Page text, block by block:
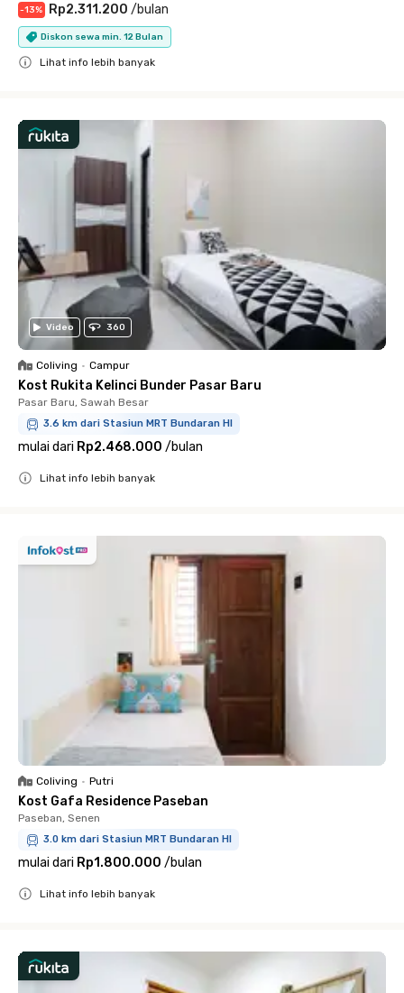
-13% Rp2.311.200 /bulan
Diskon sewa min. 12 Bulan
Lihat info lebih banyak
Video 360
Coliving • Campur
Kost Rukita Kelinci Bunder Pasar Baru
Pasar Baru, Sawah Besar
3.6 km dari Stasiun MRT Bundaran HI
mulai dari Rp2.468.000 /bulan
Lihat info lebih banyak
Coliving • Putri
Kost Gafa Residence Paseban
Paseban, Senen
3.0 km dari Stasiun MRT Bundaran HI
mulai dari Rp1.800.000 /bulan
Lihat info lebih banyak